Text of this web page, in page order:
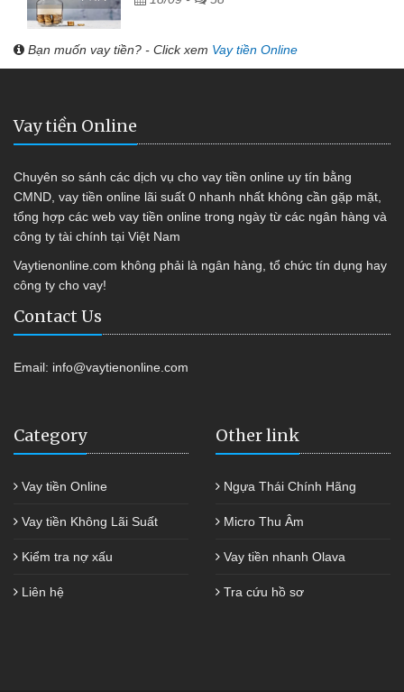
Bạn muốn vay tiền? - Click xem Vay tiền Online
Vay tiền Online
Chuyên so sánh các dịch vụ cho vay tiền online uy tín bằng
CMND, vay tiền online lãi suất 0 nhanh nhất không cần gặp mặt,
tổng hợp các web vay tiền online trong ngày từ các ngân hàng và
công ty tài chính tại Việt Nam
Vaytienonline.com không phải là ngân hàng, tổ chức tín dụng hay
công ty cho vay!
Contact Us
Email: info@vaytienonline.com
Category
Vay tiền Online
Vay tiền Không Lãi Suất
Kiểm tra nợ xấu
Liên hệ
Other link
Ngựa Thái Chính Hãng
Micro Thu Âm
Vay tiền nhanh Olava
Tra cứu hồ sơ